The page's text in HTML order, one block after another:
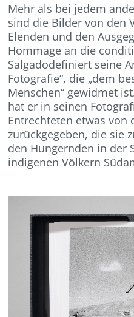
Mehr als bei jedem
sind die Bilder von den
Elenden und den
Hommage an die
Salgadodefiniert seine
Fotografie“, die „dem
Menschen“ gewidmet
hat er in seinen
Entrechteten etwas von
zurückgegeben, die sie
den Hungernden in der
indigenen Völkern